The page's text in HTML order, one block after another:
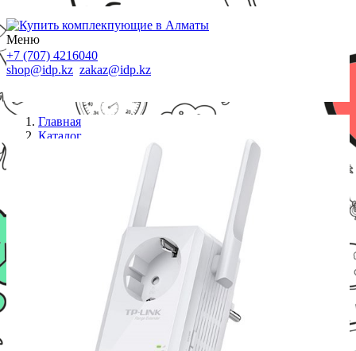
Меню
+7 (707) 4216040
shop@idp.kz zakaz@idp.kz
Главная
Каталог
TP-Link TL-WA860RE Усилитель беспроводного
сигнала со встроенной розеткой, 300Мб